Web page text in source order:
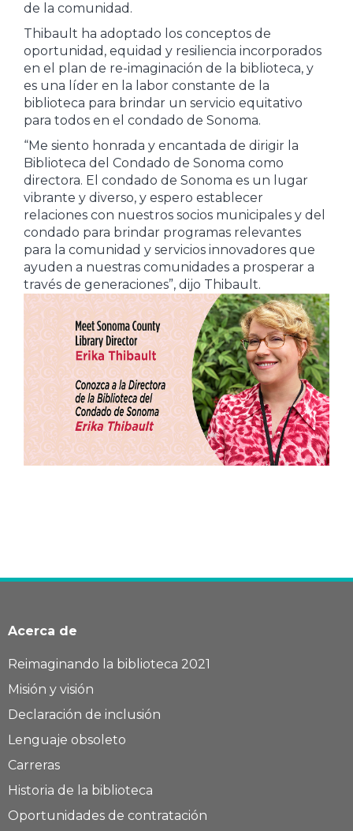
de la comunidad.
Thibault ha adoptado los conceptos de
oportunidad, equidad y resiliencia incorporados
en el plan de re-imaginación de la biblioteca, y
es una líder en la labor constante de la
biblioteca para brindar un servicio equitativo
para todos en el condado de Sonoma.
“Me siento honrada y encantada de dirigir la
Biblioteca del Condado de Sonoma como
directora. El condado de Sonoma es un lugar
vibrante y diverso, y espero establecer
relaciones con nuestros socios municipales y del
condado para brindar programas relevantes
para la comunidad y servicios innovadores que
ayuden a nuestras comunidades a prosperar a
través de generaciones”, dijo Thibault.
Acerca de
Reimaginando la biblioteca 2021
Misión y visión
Declaración de inclusión
Lenguaje obsoleto
Carreras
Historia de la biblioteca
Oportunidades de contratación